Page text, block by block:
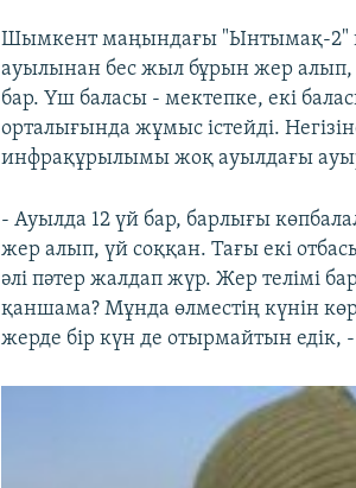
Шымкент маңындағы "Ынтымақ-2"
ауылынан бес жыл бұрын жер алып,
бар. Үш баласы - мектепке, екі
орталығында жұмыс істейді.
инфрақұрылымы жоқ ауылдағы
- Ауылда 12 үй бар, барлығы
жер алып, үй соққан. Тағы екі
әлі пәтер жалдап жүр. Жер телімі
қаншама? Мұнда өлместің күнін
жерде бір күн де отырмайтын едік, -